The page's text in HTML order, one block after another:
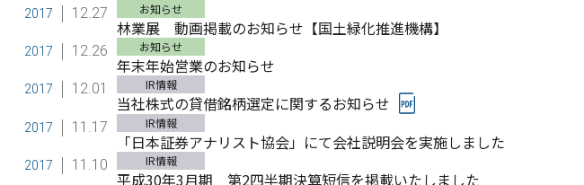
2017 12.27 お知らせ
林業展 動画掲載のお知らせ【国土緑化推進機構】
2017 12.26 お知らせ
年末年始営業のお知らせ
2017 12.01 IR情報
当社株式の貸借銘柄選定に関するお知らせ
2017 11.17 IR情報
「日本証券アナリスト協会」にて会社説明会を実施しました
2017 11.10 IR情報
平成30年3月期 第2四半期決算短信を掲載いたしました